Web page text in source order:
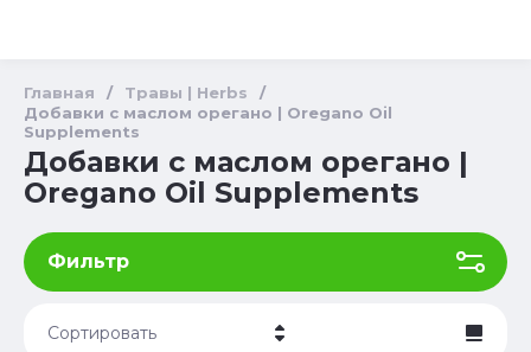
Главная / Травы | Herbs
/
Добавки с маслом орегано | Oregano Oil
Supplements
Добавки с маслом орегано |
Oregano Oil Supplements
Фильтр
Сортировать